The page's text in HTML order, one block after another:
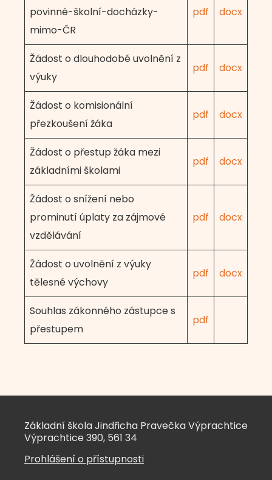
povinné-školní-docházky-
mimo-ČR
pdf docx
Žádost o dlouhodobé uvolnění z
výuky
pdf docx
Žádost o komisionální
přezkoušení žáka
pdf docx
Žádost o přestup žáka mezi
základními školami
pdf docx
Žádost o snížení nebo
prominutí úplaty za zájmové
vzdělávání
pdf docx
Žádost o uvolnění z výuky
tělesné výchovy
pdf docx
Souhlas zákonného zástupce s
přestupem
pdf
Základní škola Jindřicha Pravečka Výprachtice
Výprachtice 390, 561 34
Prohlášení o přístupnosti